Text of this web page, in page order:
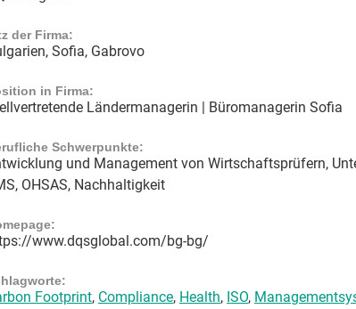
der Firma:
Sofia, Gabrovo
in Firma:
Ländermanagerin | Büromanagerin Sofia
Schwerpunkte:
und Management von Wirtschaftsprüfern,
OHSAS, Nachhaltigkeit
www.dqsglobal.com/bg-bg/
Footprint, Compliance, Health, ISO,